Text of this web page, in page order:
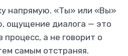
напрямую. «Ты» или «Вы»
ощущение диалога — это
процесс, а не говорит о
самым отстраняя.